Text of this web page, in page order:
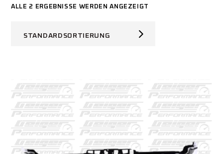
ALLE 2 ERGEBNISSE WERDEN ANGEZEIGT
STANDARDSORTIERUNG